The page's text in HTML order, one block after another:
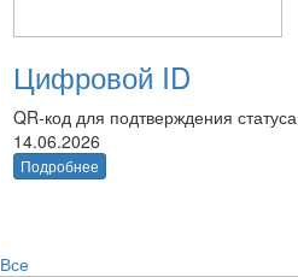
Цифровой ID
QR-код для подтверждения статуса
14.06.2026
Подробнее
Все